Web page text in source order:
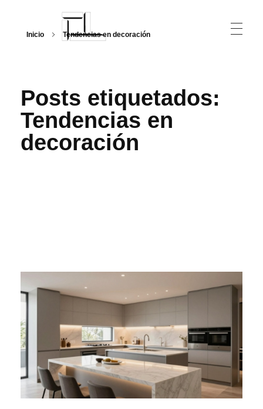
Inicio Tendencias en decoración
Posts etiquetados:
Tendencias en
decoración